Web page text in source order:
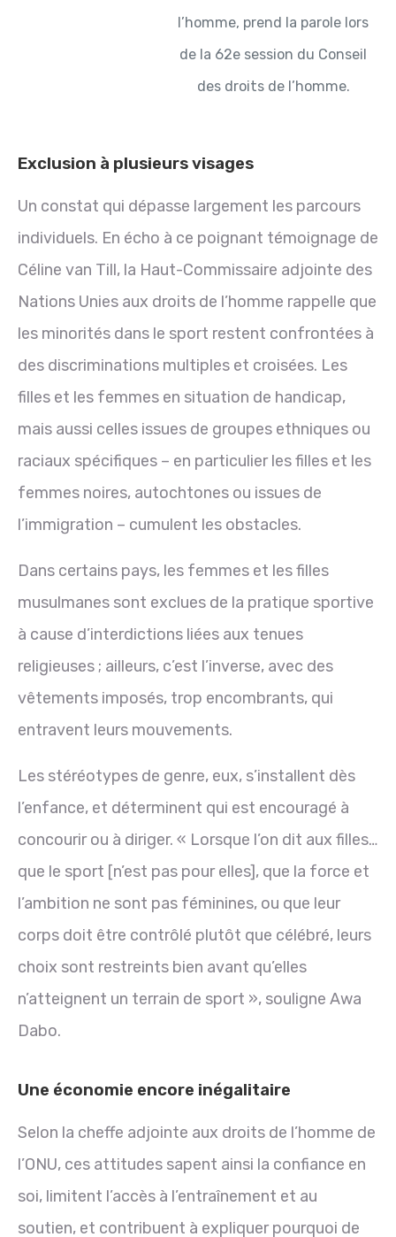
l’homme, prend la parole lors
de la 62e session du Conseil
des droits de l’homme.
Exclusion à plusieurs visages
Un constat qui dépasse largement les parcours
individuels. En écho à ce poignant témoignage de
Céline van Till, la Haut-Commissaire adjointe des
Nations Unies aux droits de l’homme rappelle que
les minorités dans le sport restent confrontées à
des discriminations multiples et croisées. Les
filles et les femmes en situation de handicap,
mais aussi celles issues de groupes ethniques ou
raciaux spécifiques – en particulier les filles et les
femmes noires, autochtones ou issues de
l’immigration – cumulent les obstacles.
Dans certains pays, les femmes et les filles
musulmanes sont exclues de la pratique sportive
à cause d’interdictions liées aux tenues
religieuses ; ailleurs, c’est l’inverse, avec des
vêtements imposés, trop encombrants, qui
entravent leurs mouvements.
Les stéréotypes de genre, eux, s’installent dès
l’enfance, et déterminent qui est encouragé à
concourir ou à diriger. « Lorsque l’on dit aux filles…
que le sport [n’est pas pour elles], que la force et
l’ambition ne sont pas féminines, ou que leur
corps doit être contrôlé plutôt que célébré, leurs
choix sont restreints bien avant qu’elles
n’atteignent un terrain de sport », souligne Awa
Dabo.
Une économie encore inégalitaire
Selon la cheffe adjointe aux droits de l’homme de
l’ONU, ces attitudes sapent ainsi la confiance en
soi, limitent l’accès à l’entraînement et au
soutien, et contribuent à expliquer pourquoi de